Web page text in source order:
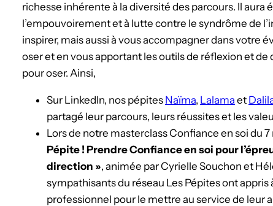
richesse inhérente à la diversité des parcours. Il aura
l’empouvoirement et à lutte contre le syndrôme de
inspirer, mais aussi à vous accompagner dans votre
oser et en vous apportant les outils de réflexion et
pour oser. Ainsi,
Sur LinkedIn, nos pépites Naïma, Lalama et
partagé leur parcours, leurs réussites et les
Lors de notre masterclass Confiance en soi du
Pépite ! Prendre Confiance en soi pour
direction », animée par Cyrielle Souchon et
sympathisants du réseau Les Pépites ont
professionnel pour le mettre au service de leur